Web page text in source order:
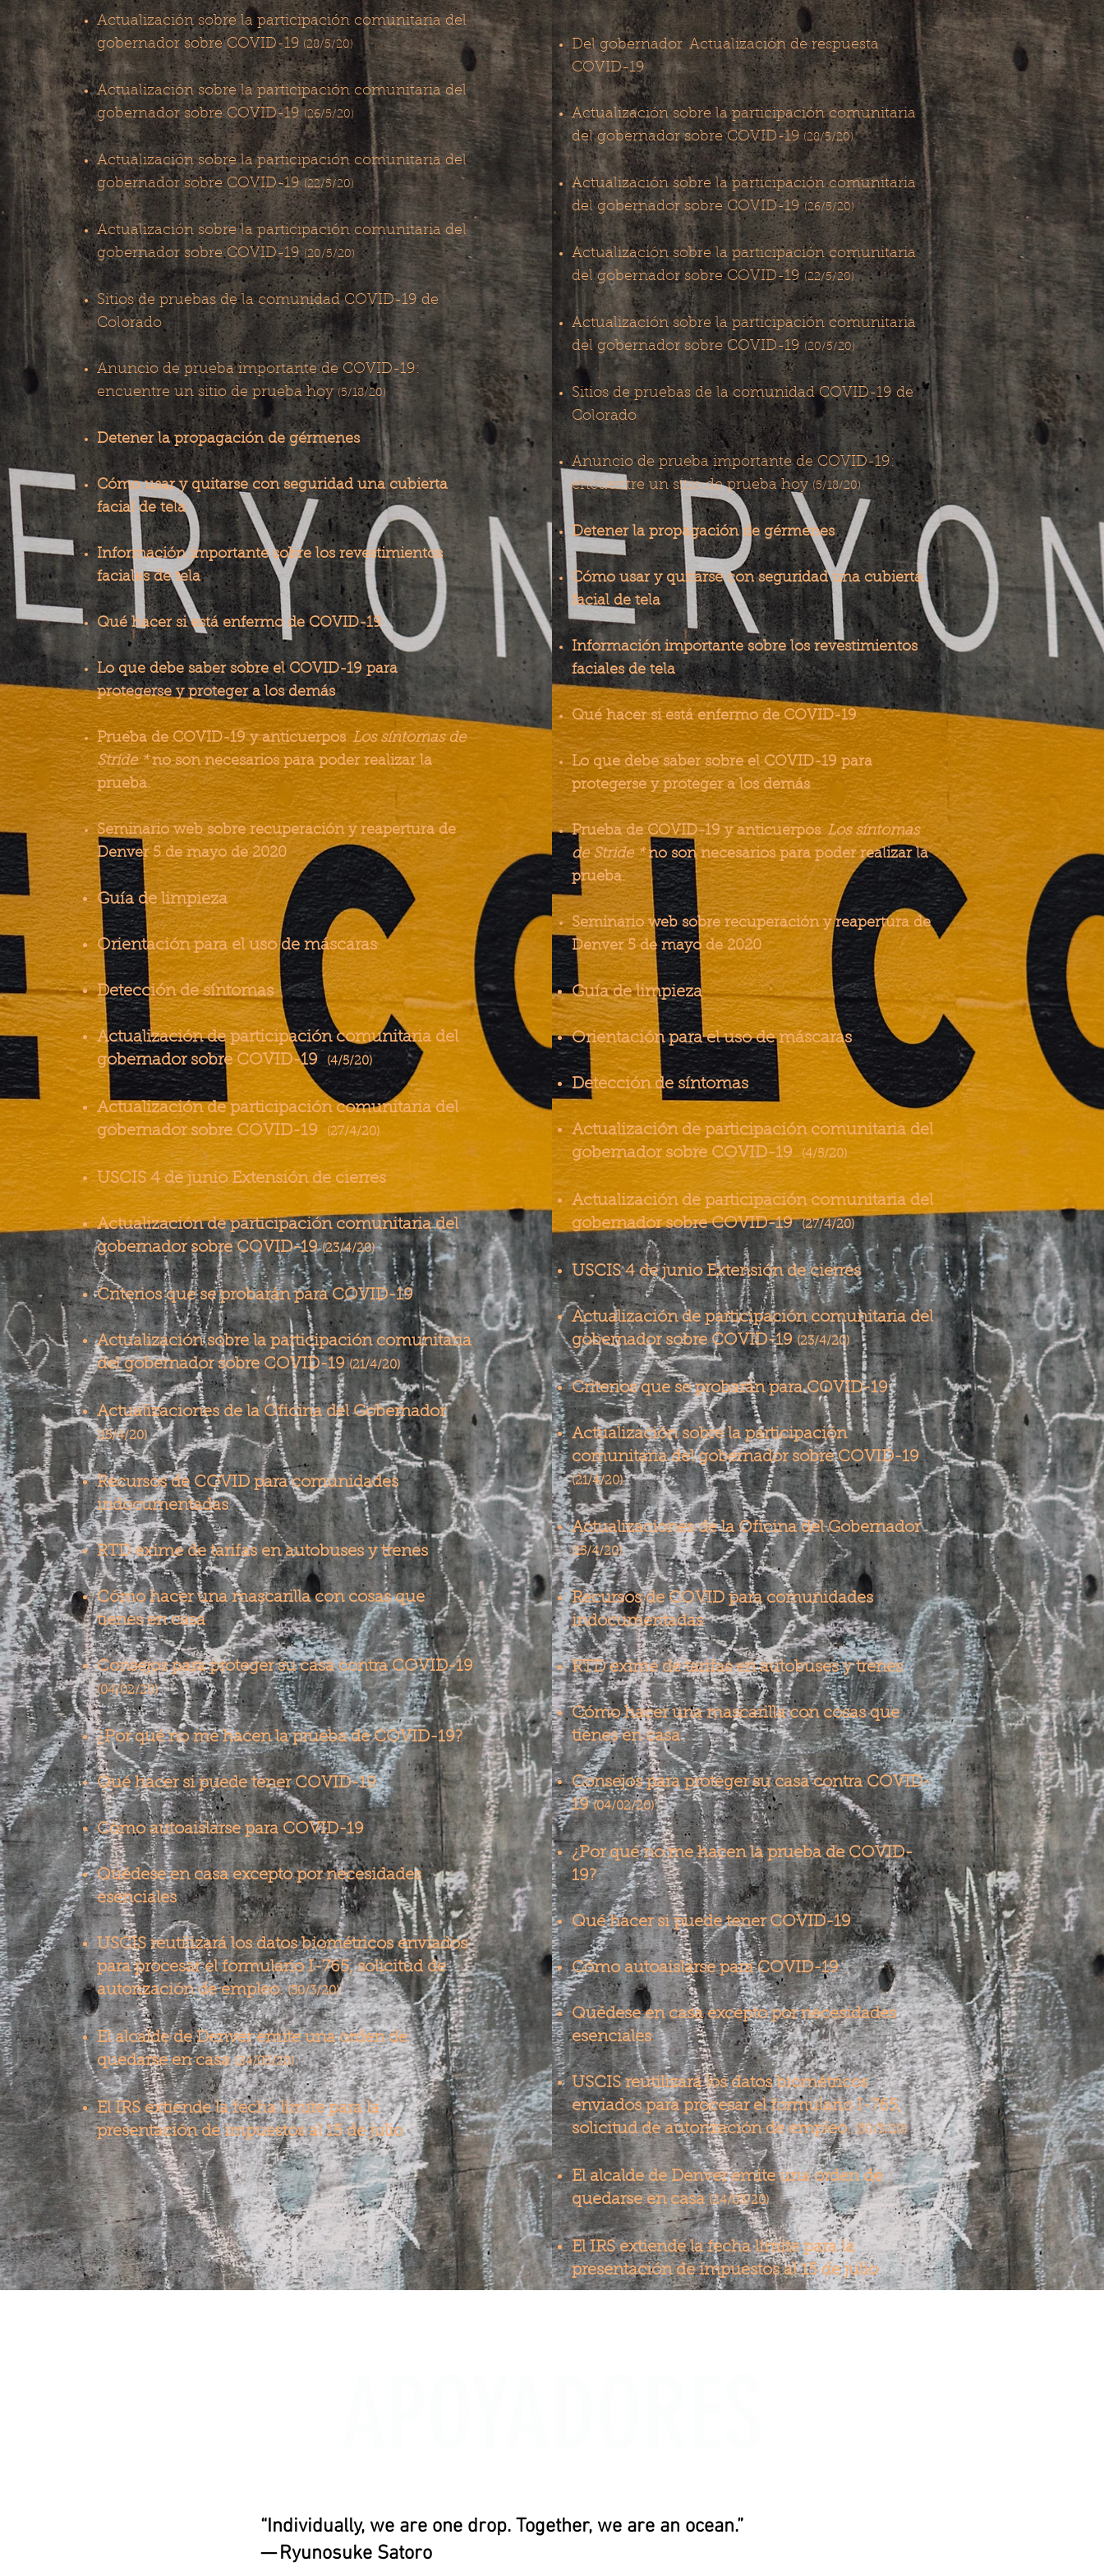
Actualización sobre la participación comunitaria del
gobernador sobre COVID-19 (28/5/20)
Actualización sobre la participación comunitaria del
gobernador sobre COVID-19(26/5/20)
Actualización sobre la participación comunitaria del
gobernador sobre COVID-19 (22/5/20)
Actualización sobre la participación comunitaria del
gobernador sobre COVID-19(20/5/20)
Sitios de pruebas de la comunidad COVID-19 de
Colorado
Anuncio de prueba importante de COVID-19:
encuentre un sitio de prueba hoy (5/18/20)​
Detener la propagación de gérmenes​
Cómo usar y quitarse con seguridad una cubierta
facial de tela
Información importante sobre los revestimientos
faciales de tela
Qué hacer si está enfermo de COVID-19
Lo que debe saber sobre el COVID-19 para
protegerse y proteger a los demás
Prueba de COVID-19 y anticuerpos Los síntomas de
Stride * no son necesarios para poder realizar la
prueba.
Seminario web sobre recuperación y reapertura de
Denver 5 de mayo de 2020
Guía de limpieza
Orientación para el uso de máscaras
Detección de síntomas
Actualización de participación comunitaria del
gobernador sobre COVID-19
(4/5/20)
Actualización de participación comunitaria del
gobernador sobre COVID-19
(27/4/20)
USCIS 4 de junio Extensión de cierres
Actualización de participación comunitaria del
gobernador sobre COVID-19(23/4/20)
Criterios que se probarán para COVID-19
Actualización sobre la participación comunitaria
del gobernador sobre COVID-19(21/4/20)
Actualizaciones de la Oficina del Gobernador
(15/4/20)
Recursos de COVID para comunidades
indocumentadas​
RTD exime de tarifas en autobuses y trenes
Cómo hacer una mascarilla con cosas que
tienes en casa
Consejos para proteger su casa contra COVID-19
(04/02/20)
¿Por qué no me hacen la prueba de COVID-19?
Qué hacer si puede tener COVID-19
Cómo autoaislarse para COVID-19
Quédese en casa excepto por necesidades
esenciales
USCIS reutilizará los datos biométricos enviados
para procesar el formulario I-765, solicitud de
autorización de empleo. (30/3/20)
El alcalde de Denver emite una orden de
quedarse en casa (24/03/20)
El IRS extiende la fecha límite para la
presentación de impuestos al 15 de julio
Del gobernador Actualización de respuesta
COVID-19
Actualización sobre la participación comunitaria
del gobernador sobre COVID-19 (28/5/20)
Actualización sobre la participación comunitaria
del gobernador sobre COVID-19(26/5/20)​
Actualización sobre la participación comunitaria
del gobernador sobre COVID-19(22/5/20)
Actualización sobre la participación comunitaria
del gobernador sobre COVID-19 (20/5/20)
Sitios de pruebas de la comunidad COVID-19 de
Colorado
Anuncio de prueba importante de COVID-19:
encuentre un sitio de prueba hoy(5/18/20)​
Detener la propagación de gérmenes​
Cómo usar y quitarse con seguridad una cubierta
facial de tela
Información importante sobre los revestimientos
faciales de tela
Qué hacer si está enfermo de COVID-19
Lo que debe saber sobre el COVID-19 para
protegerse y proteger a los demás
Prueba de COVID-19 y anticuerpos Los síntomas
de Stride * no son necesarios para poder realizar la
prueba.
Seminario web sobre recuperación y reapertura de
Denver 5 de mayo de 2020
Guía de limpieza
Orientación para el uso de máscaras
Detección de síntomas
Actualización de participación comunitaria del
gobernador sobre COVID-19
(4/5/20)
Actualización de participación comunitaria del
gobernador sobre COVID-19
(27/4/20)
USCIS 4 de junio Extensión de cierres
Actualización de participación comunitaria del
gobernador sobre COVID-19(23/4/20)
Criterios que se probarán para COVID-19
Actualización sobre la participación
comunitaria del gobernador sobre COVID-19
(21/4/20)
Actualizaciones de la Oficina del Gobernador
(15/4/20)
Recursos de COVID para comunidades
indocumentadas​
RTD exime de tarifas en autobuses y trenes
Cómo hacer una mascarilla con cosas que
tienes en casa
Consejos para proteger su casa contra COVID-
19 (04/02/20)
¿Por qué no me hacen la prueba de COVID-
19?
Qué hacer si puede tener COVID-19
Cómo autoaislarse para COVID-19
Quédese en casa excepto por necesidades
esenciales
USCIS reutilizará los datos biométricos
enviados para procesar el formulario I-765,
solicitud de autorización de empleo. (30/3/20)
El alcalde de Denver emite una orden de
quedarse en casa (24/03/20)
El IRS extiende la fecha límite para la
presentación de impuestos al 15 de julio
“Individually, we are one drop. Together, we are an ocean.”
— Ryunosuke Satoro